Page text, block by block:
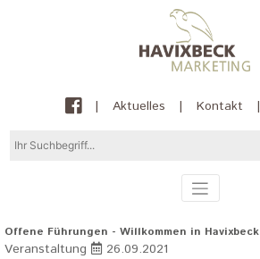
| Aktuelles | Kontakt |
Offene Führungen - Willkommen in Havixbeck
Veranstaltung 26.09.2021